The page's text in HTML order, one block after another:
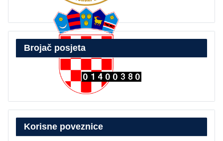
Brojač posjeta
Korisne poveznice